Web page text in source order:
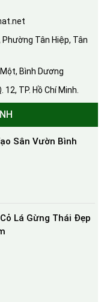
Phường Tân Hiệp, Tân
Bình Dương
TP. Hồ Chí Minh.
Sân Vườn Bình
Lá Gừng Thái Đẹp